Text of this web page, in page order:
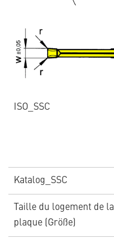
ISO_SSC
Katalog_SSC
Taille du logement de la
plaque (Größe)